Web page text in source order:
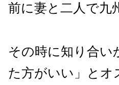
前に妻と二人で九
その時に知り合い
た方がいい」とオ